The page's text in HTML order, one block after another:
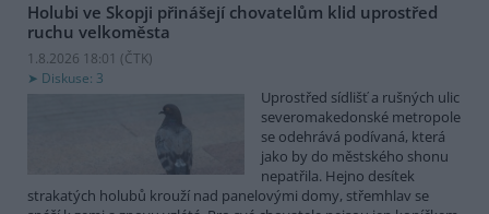
Holubi ve Skopji přinášejí chovatelům klid uprostřed
ruchu velkoměsta
1.8.2026 18:01 (ČTK)
Diskuse: 3
Uprostřed sídlišť a rušných ulic
severomakedonské metropole
se odehrává podívaná, která
jako by do městského shonu
nepatřila. Hejno desítek
strakatých holubů krouží nad panelovými domy, střemhlav se